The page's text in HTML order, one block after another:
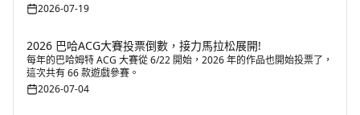
2026-07-19
2026 巴哈ACG大賽投票倒數，接力馬拉松展開!
每年的巴哈姆特 ACG 大賽從 6/22 開始，2026 年的作品也開始投票了，
這次共有 66 款遊戲參賽。
2026-07-04